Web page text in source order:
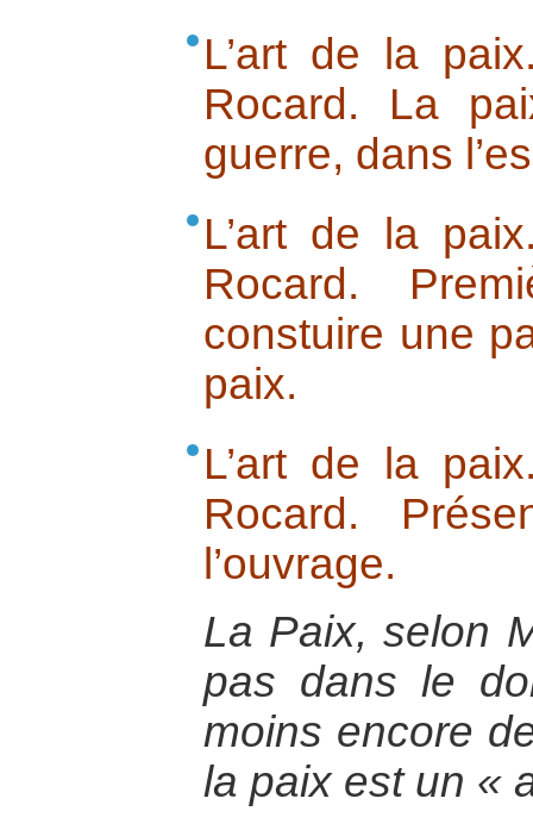
L’art de la
Rocard. La
guerre, dans
L’art de la
Rocard.
constuire une
paix.
L’art de la
Rocard.
l’ouvrage.
La Paix, selon
pas dans le
moins encore
la paix est un «